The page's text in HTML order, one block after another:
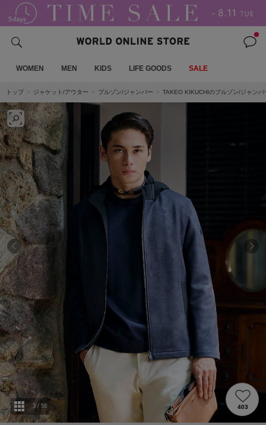
WOMEN MEN KIDS LIFE GOODS SALE
トップ ジャケット/アウター ブルゾン/ジャンバー TAKEO KIKUCHIのブルゾン/ジャンバ
3/ 58 403